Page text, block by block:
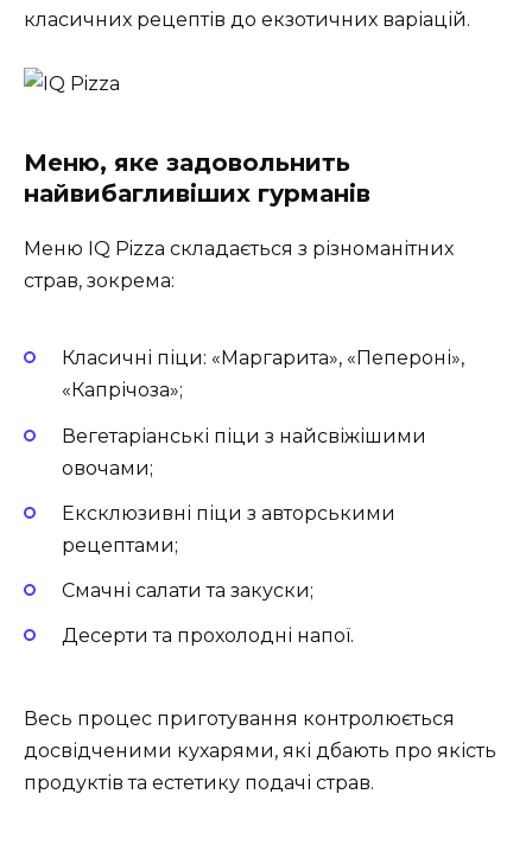
класичних рецептів до екзотичних варіацій.
Меню, яке задовольнить
найвибагливіших гурманів
Меню IQ Pizza складається з різноманітних
страв, зокрема:
Класичні піци: «Маргарита», «Пепероні»,
«Капрічоза»;
Вегетаріанські піци з найсвіжішими
овочами;
Ексклюзивні піци з авторськими
рецептами;
Смачні салати та закуски;
Десерти та прохолодні напої.
Весь процес приготування контролюється
досвідченими кухарями, які дбають про якість
продуктів та естетику подачі страв.